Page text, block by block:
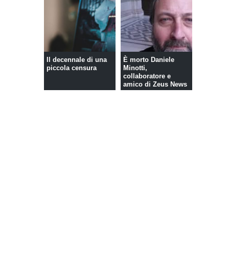
Il decennale di una
piccola censura
È morto Daniele
Minotti,
collaboratore e
amico di Zeus News